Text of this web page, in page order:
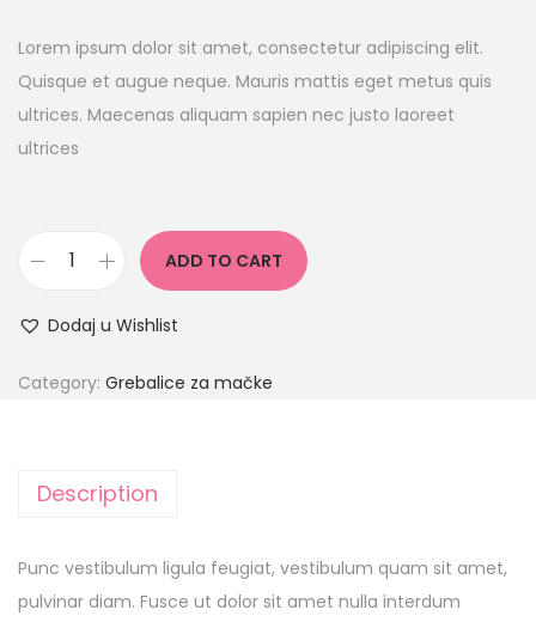
Lorem ipsum dolor sit amet, consectetur adipiscing elit.
Quisque et augue neque. Mauris mattis eget metus quis
ultrices. Maecenas aliquam sapien nec justo laoreet
ultrices
ADD TO CART
Dodaj u Wishlist
Category: Grebalice za mačke
Description
Punc vestibulum ligula feugiat, vestibulum quam sit amet,
pulvinar diam. Fusce ut dolor sit amet nulla interdum